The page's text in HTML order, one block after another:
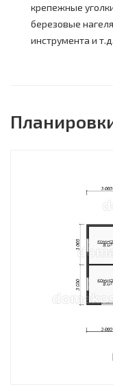
крепежные
березовые
инструмента и т.д.